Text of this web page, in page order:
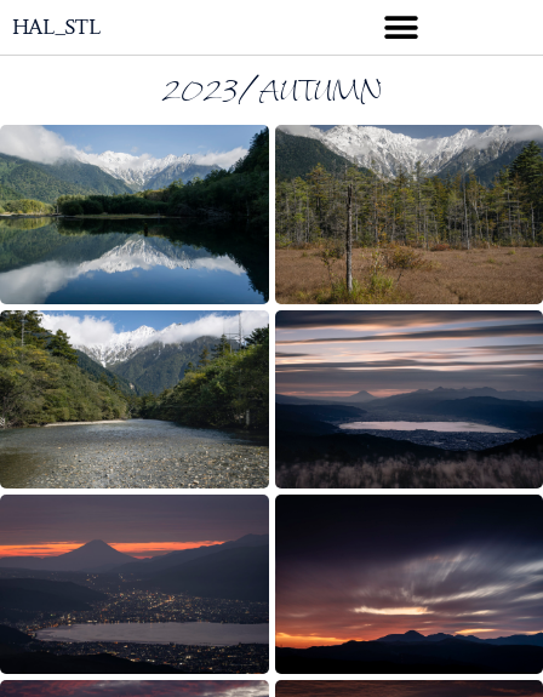
HAL_STL
2023/AUTUMN